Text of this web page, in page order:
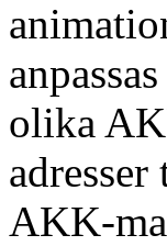
olika
AKK-